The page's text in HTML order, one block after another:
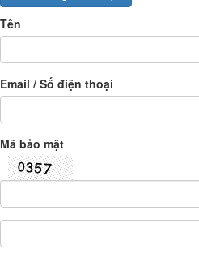
Tên
Email / Số điện thoại
Mã bảo mật